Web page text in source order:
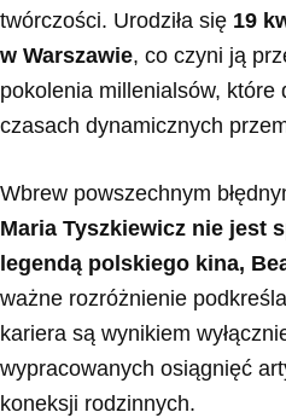
twórczości. Urodziła się 19
w Warszawie, co czyni ją
pokolenia millenialsów, które
czasach dynamicznych
Wbrew powszechnym
Maria Tyszkiewicz nie jest
legendą polskiego kina,
ważne rozróżnienie
kariera są wynikiem
wypracowanych osiągnięć
koneksji rodzinnych.